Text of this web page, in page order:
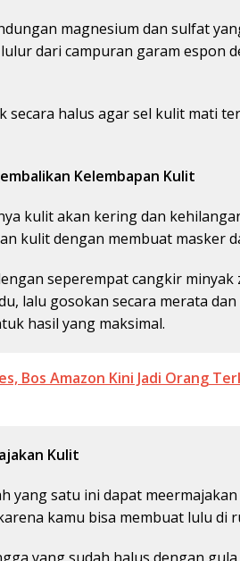
magnesium dan sulfat
dari campuran garam espon
secara halus agar sel kulit mati
Kelembapan Kulit
kulit akan kering dan
kulit dengan membuat masker
seperempat cangkir minyak
lalu gosokan secara merata
hasil yang maksimal.
Bos Amazon Kini Jadi Orang
Kulit
yang satu ini dapat
kamu bisa membuat lulu di